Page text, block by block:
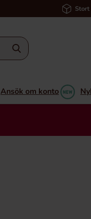
Ansök om konto